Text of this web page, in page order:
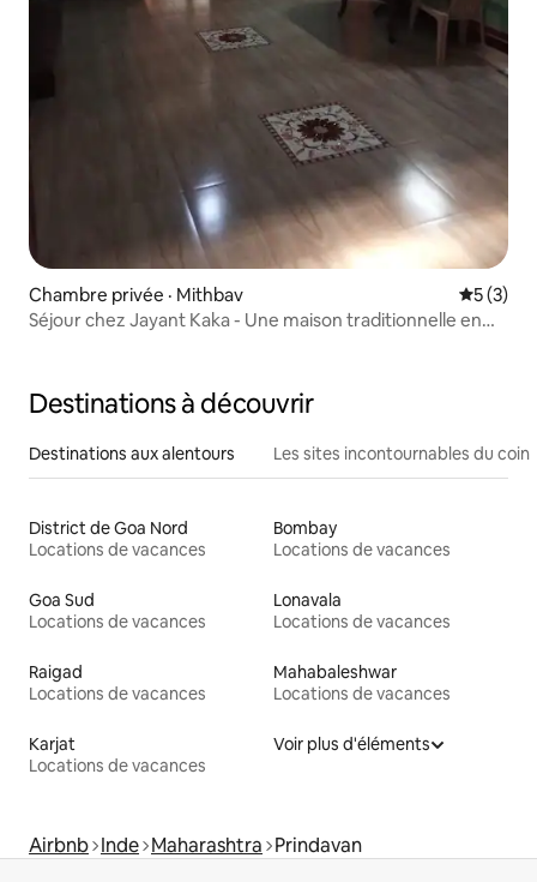
Chambre privée · Mithbav Note
5 (3)
Séjour chez Jayant Kaka - Une maison traditionnelle en
Destinations à découvrir
Destinations aux alentours Les sites incontournables du coin
District de Goa Nord
Locations de vacances
Bombay
Locations de vacances
Goa Sud
Locations de vacances
Lonavala
Locations de vacances
Raigad
Locations de vacances
Mahabaleshwar
Locations de vacances
Karjat
Locations de vacances
Voir plus d'éléments
Airbnb Inde Maharashtra Prindavan